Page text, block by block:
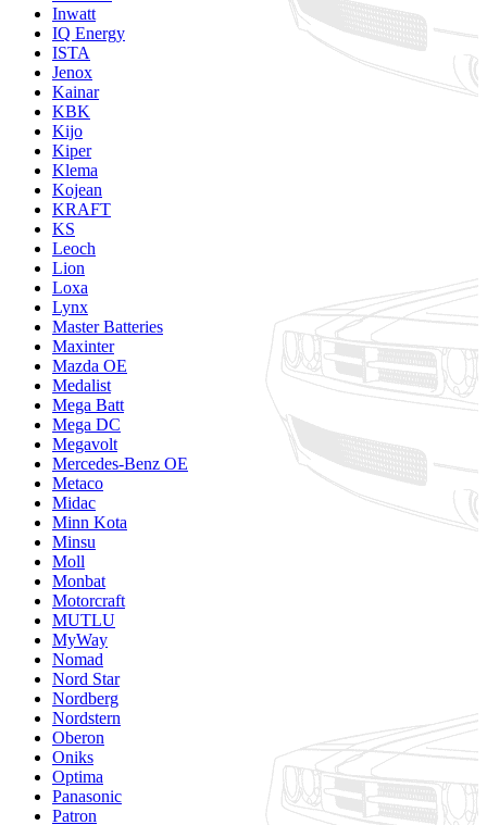
Inwatt
IQ Energy
ISTA
Jenox
Kainar
KBK
Kijo
Kiper
Klema
Kojean
KRAFT
KS
Leoch
Lion
Loxa
Lynx
Master Batteries
Maxinter
Mazda OE
Medalist
Mega Batt
Mega DC
Megavolt
Mercedes-Benz OE
Metaco
Midac
Minn Kota
Minsu
Moll
Monbat
Motorcraft
MUTLU
MyWay
Nomad
Nord Star
Nordberg
Nordstern
Oberon
Oniks
Optima
Panasonic
Patron